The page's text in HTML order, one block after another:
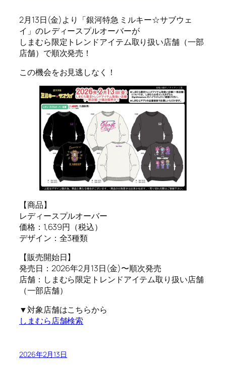
2月13日(金)より「銀河特急 ミルキー☆サブウェ
イ」のレディースプルオーバーが
しまむら限定トレンドアイテム取り扱い店舗（一部
店舗）で順次発売！
この機会をお見逃しなく！
【商品】
レディースプルオーバー
価格：1,639円（税込）
デザイン：全3種類
【販売開始日】
発売日：2026年2月13日(金)〜順次発売
店舗：しまむら限定トレンドアイテム取り扱い店舗
（一部店舗）
▼対象店舗はこちらから
しまむら店舗検索
2026年2月13日